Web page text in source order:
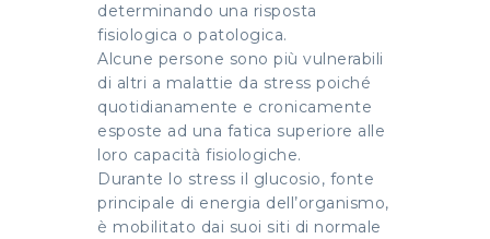
determinando una risposta
fisiologica o patologica.
Alcune persone sono più vulnerabili
di altri a malattie da stress poiché
quotidianamente e cronicamente
esposte ad una fatica superiore alle
loro capacità fisiologiche.
Durante lo stress il glucosio, fonte
principale di energia dell’organismo,
è mobilitato dai suoi siti di normale